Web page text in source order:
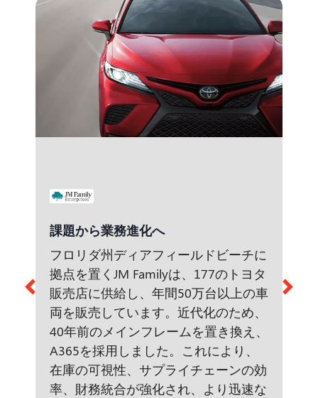
課題から業務進化へ
フロリダ州ディアフィールドビーチに
拠点を置くJM Familyは、177のトヨタ
販売店に供給し、年間50万台以上の車
両を販売しています。近代化のため、
40年前のメインフレームを置き換え、
A365を採用しました。これにより、
在庫の可視性、サプライチェーンの効
率、財務統合が強化され、より迅速な